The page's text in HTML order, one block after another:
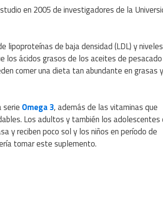
en 2005 de investigadores de la
lipoproteínas de baja densidad (LDL) y niveles
los ácidos grasos de los aceites de
comer una dieta tan abundante en grasas
serie Omega 3, además de las vitaminas que
Los adultos y también los adolescentes
y reciben poco sol y los niños en período de
tomar este suplemento.